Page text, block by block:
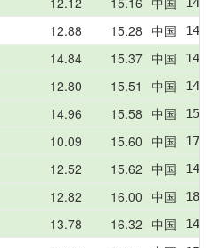
12.88 15.28 中国
14.84 15.37 中国
12.80 15.51 中国
14.96 15.58 中国
10.09 15.60 中国
12.52 15.62 中国
12.82 16.00 中国
13.78 16.32 中国